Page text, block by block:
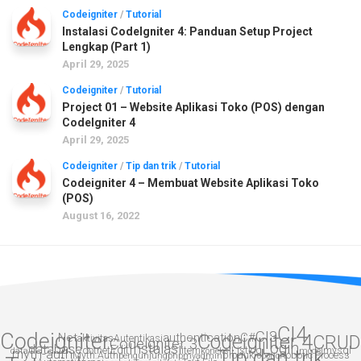
Codeigniter / Tutorial
Instalasi CodeIgniter 4: Panduan Setup Project
Lengkap (Part 1)
April 29, 2025
Codeigniter / Tutorial
Project 01 – Website Aplikasi Toko (POS) dengan
CodeIgniter 4
April 29, 2025
Codeigniter / Tip dan trik / Tutorial
Codeigniter 4 – Membuat Website Aplikasi Toko
(POS)
August 16, 2022
.NetaktivitasAutentikasiauthenticationC#CI3CI4
CodeigniterCodeigniter 3Codeigniter 4CRUD
datadatabasedotnetEditInstalasiitemkoneksiListlogLoginmodelmysql
myth-authMyth:AuthpengunjungphpmyadminprodukroboticRobotic Process